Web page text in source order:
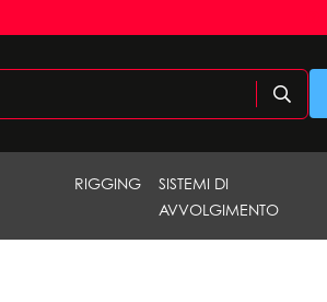
RIGGING
SISTEMI DI
AVVOLGIMENTO